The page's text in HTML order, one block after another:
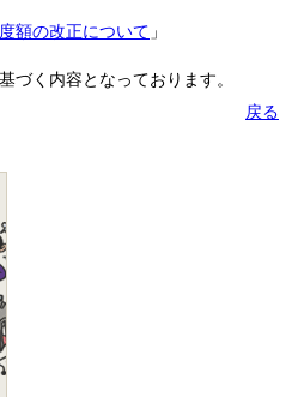
額の改正について 」
づく内容となっております。
戻る